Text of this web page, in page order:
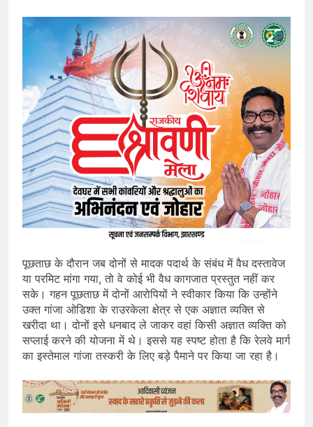
पूछताछ के दौरान जब दोनों से मादक पदार्थ के संबंध में वैध दस्तावेज
या परमिट मांगा गया, तो वे कोई भी वैध कागजात प्रस्तुत नहीं कर
सके। गहन पूछताछ में दोनों आरोपियों ने स्वीकार किया कि उन्होंने
उक्त गांजा ओडिशा के राउरकेला क्षेत्र से एक अज्ञात व्यक्ति से
खरीदा था। दोनों इसे धनबाद ले जाकर वहां किसी अज्ञात व्यक्ति को
सप्लाई करने की योजना में थे। इससे यह स्पष्ट होता है कि रेलवे मार्ग
का इस्तेमाल गांजा तस्करी के लिए बड़े पैमाने पर किया जा रहा है।